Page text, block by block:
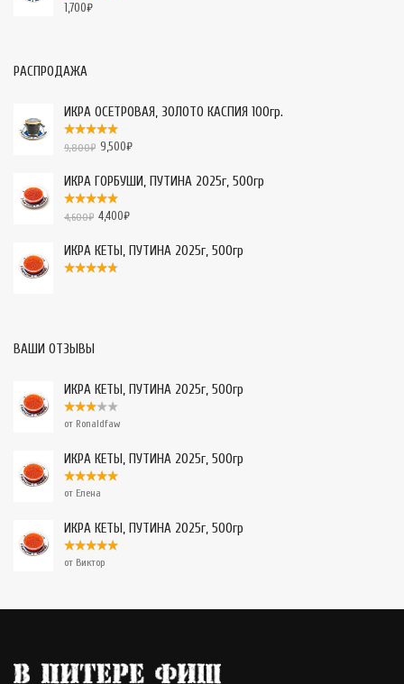
1,700₽
РАСПРОДАЖА
ИКРА ОСЕТРОВАЯ, ЗОЛОТО КАСПИЯ 100гр.
9,800₽ 9,500₽
ИКРА ГОРБУШИ, ПУТИНА 2025г, 500гр
4,600₽ 4,400₽
ИКРА КЕТЫ, ПУТИНА 2025г, 500гр
ВАШИ ОТЗЫВЫ
ИКРА КЕТЫ, ПУТИНА 2025г, 500гр
от Ronaldfaw
ИКРА КЕТЫ, ПУТИНА 2025г, 500гр
от Елена
ИКРА КЕТЫ, ПУТИНА 2025г, 500гр
от Виктор